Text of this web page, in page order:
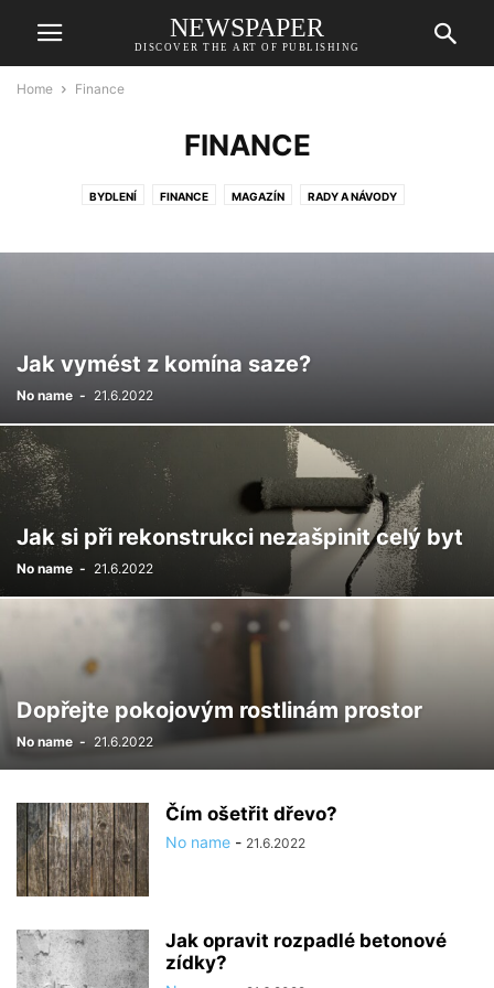
NEWSPAPER
DISCOVER THE ART OF PUBLISHING
Home Finance
FINANCE
BYDLENÍ FINANCE MAGAZÍN RADY A NÁVODY
Jak vymést z komína saze?
No name - 21.6.2022
Jak si při rekonstrukci nezašpinit celý byt
No name - 21.6.2022
Dopřejte pokojovým rostlinám prostor
No name - 21.6.2022
Čím ošetřit dřevo?
No name - 21.6.2022
Jak opravit rozpadlé betonové
zídky?